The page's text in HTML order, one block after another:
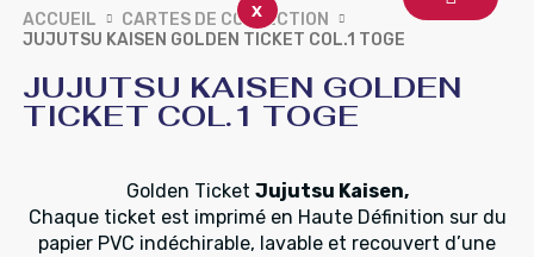
X
ACCUEIL
CARTES DE COLLECTION
JUJUTSU KAISEN GOLDEN TICKET COL.1 TOGE
JUJUTSU KAISEN GOLDEN
TICKET COL.1 TOGE
Golden Ticket Jujutsu Kaisen,
Chaque ticket est imprimé en Haute Définition sur du
papier PVC indéchirable, lavable et recouvert d’une